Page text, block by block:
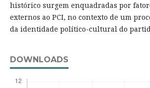
histórico surgem enquadradas por
externos ao PCI, no contexto de um
da identidade político-cultural do
DOWNLOADS